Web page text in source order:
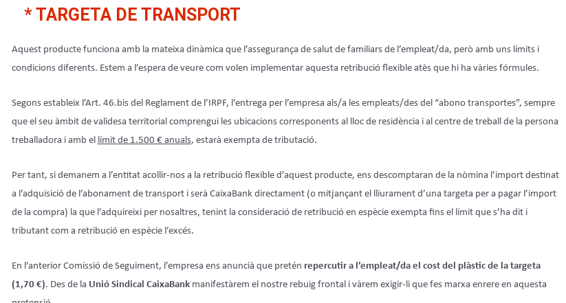
* TARGETA DE TRANSPORT
Aquest producte funciona amb la mateixa dinàmica que l’assegurança de salut de familiars de l’empleat/da, però amb uns límits i
condicions diferents. Estem a l’espera de veure com volen implementar aquesta retribució flexible atès que hi ha vàries fórmules.
Segons estableix l’Art. 46.bis del Reglament de l’IRPF, l’entrega per l’empresa als/a les empleats/des del “abono transportes”, sempre
que el seu àmbit de validesa territorial comprengui les ubicacions corresponents al lloc de residència i al centre de treball de la persona
treballadora i amb el
límit de 1.500 € anuals, estarà exempta de tributació.
Per tant, si demanem a l’entitat acollir-nos a la retribució flexible d’aquest producte, ens descomptaran de la nòmina l’import destinat
a l’adquisició de l’abonament de transport i serà CaixaBank directament (o mitjançant el lliurament d’una targeta per a pagar l’import
de la compra) la que l’adquireixi per nosaltres, tenint la consideració de retribució en espècie exempta fins el límit que s’ha dit i
tributant com a retribució en espècie l’excés.
En l’anterior Comissió de Seguiment, l’empresa ens anuncià que pretén repercutir a l’empleat/da el cost del plàstic de la targeta
(1,70 €). Des de la Unió Sindical CaixaBankmanifestàrem el nostre rebuig frontal i vàrem exigir-li que fes marxa enrere en aquesta